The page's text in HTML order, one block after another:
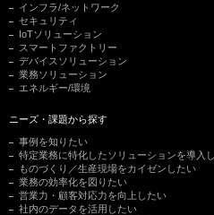
インフラ/ネットワーク
セキュリティ
IoTソリューション
スマートファクトリー
デバイスソリューション
業務ソリューション
エネルギー/環境
ニーズ・課題から探す
事例を知りたい
特定業務に特化したソリューションを導入
ものづくり／生産現場をカイゼンしたい
業務の効率化を図りたい
営業力・顧客対応力を向上したい
社内のデータを活用したい